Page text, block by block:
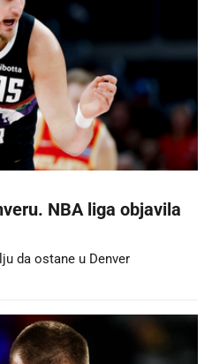
NBA liga objavila
da ostane u Denver